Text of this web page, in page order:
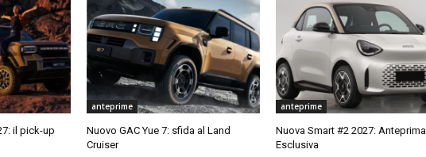
il pick-up
anteprime
Nuovo GAC Yue 7: sfida al Land
Cruiser
anteprime
Nuova Smart #2 2027: Anteprima
Esclusiva